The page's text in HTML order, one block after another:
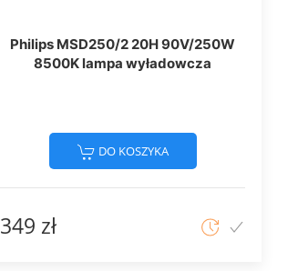
Philips MSD250/2 20H 90V/250W
8500K lampa wyładowcza
DO KOSZYKA
349 zł